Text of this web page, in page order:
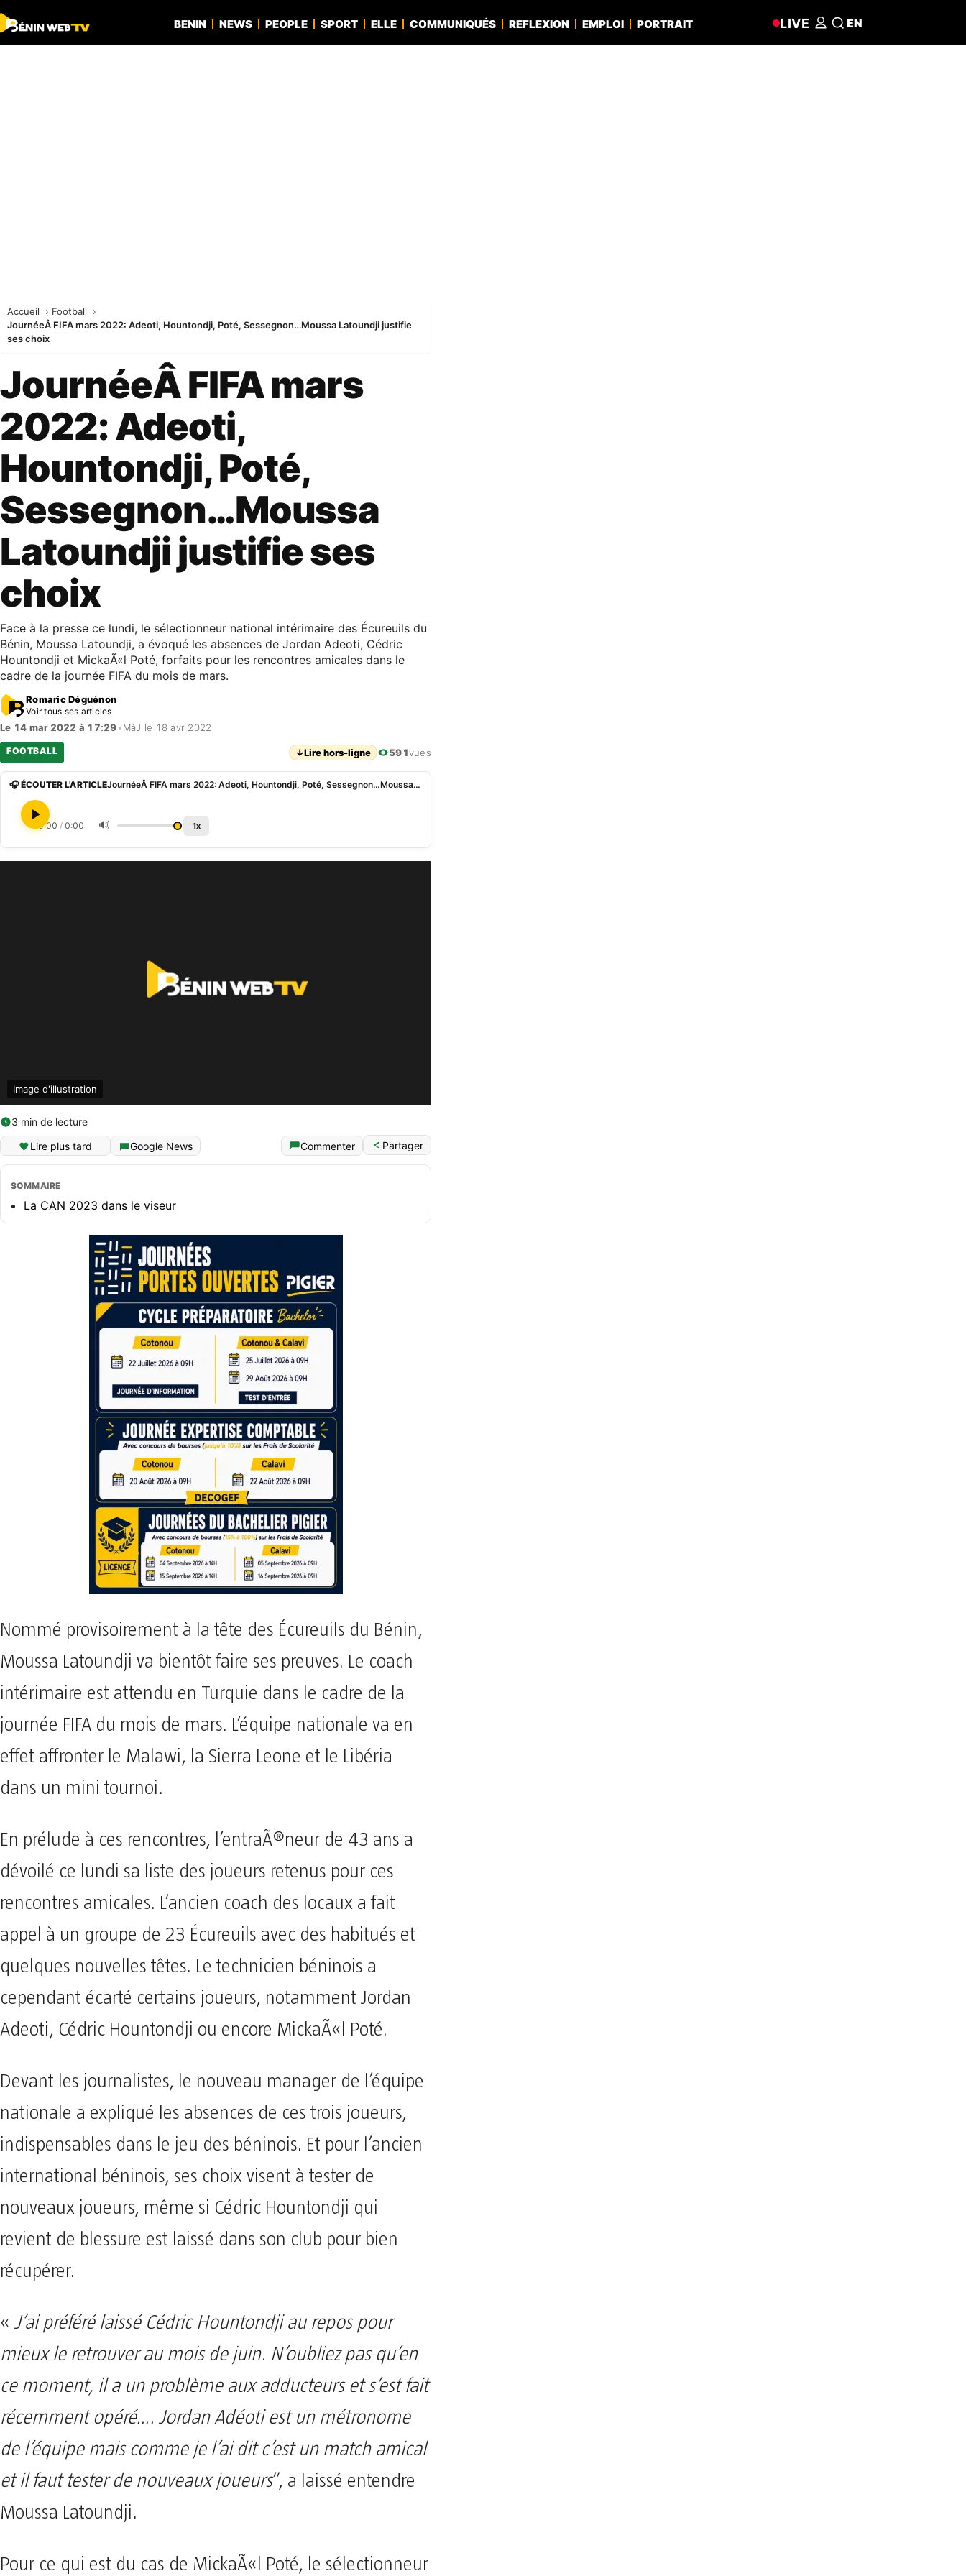
BENIN NEWS PEOPLE SPORT ELLE COMMUNIQUÉS REFLEXION EMPLOI PORTRAIT LIVE EN
Accueil
Football
JournéeÂ FIFA mars 2022: Adeoti, Hountondji, Poté, Sessegnon…Moussa Latoundji justifie
ses choix
JournéeÂ FIFA mars
2022: Adeoti,
Hountondji, Poté,
Sessegnon…Moussa
Latoundji justifie ses
choix
Face à la presse ce lundi, le sélectionneur national intérimaire des Écureuils du
Bénin, Moussa Latoundji, a évoqué les absences de Jordan Adeoti, Cédric
Hountondji et MickaÃ«l Poté, forfaits pour les rencontres amicales dans le
cadre de la journée FIFA du mois de mars.
Romaric Déguénon
Voir tous ses articles
Le 14 mar 2022 à 17:29• MàJ le 18 avr 2022
FOOTBALL ↓Lire hors-ligne 591vues
🎧 ÉCOUTER L'ARTICLE JournéeÂ FIFA mars 2022: Adeoti, Hountondji, Poté, Sessegnon…Moussa Latoundji justifie ses choix
0:00 / 0:00 🔊 1x
Image d'illustration
3 min de lecture
Lire plus tard
Google News Commenter Partager
SOMMAIRE
La CAN 2023 dans le viseur
Nommé provisoirement à la tête des Écureuils du Bénin,
Moussa Latoundji va bientôt faire ses preuves. Le coach
intérimaire est attendu en Turquie dans le cadre de la
journée FIFA du mois de mars. L’équipe nationale va en
effet affronter le Malawi, la Sierra Leone et le Libéria
dans un mini tournoi.
En prélude à ces rencontres, l’entraÃ®neur de 43 ans a
dévoilé ce lundi sa liste des joueurs retenus pour ces
rencontres amicales. L’ancien coach des locaux a fait
appel à un groupe de 23 Écureuils avec des habitués et
quelques nouvelles têtes. Le technicien béninois a
cependant écarté certains joueurs, notamment Jordan
Adeoti, Cédric Hountondji ou encore MickaÃ«l Poté.
Devant les journalistes, le nouveau manager de l’équipe
nationale a expliqué les absences de ces trois joueurs,
indispensables dans le jeu des béninois. Et pour l’ancien
international béninois, ses choix visent à tester de
nouveaux joueurs, même si Cédric Hountondji qui
revient de blessure est laissé dans son club pour bien
récupérer.
« J’ai préféré laissé Cédric Hountondji au repos pour
mieux le retrouver au mois de juin. N’oubliez pas qu’en
ce moment, il a un problème aux adducteurs et s’est fait
récemment opéré…. Jordan Adéoti est un métronome
de l’équipe mais comme je l’ai dit c’est un match amical
et il faut tester de nouveaux joueurs”, a laissé entendre
Moussa Latoundji.
Pour ce qui est du cas de MickaÃ«l Poté, le sélectionneur